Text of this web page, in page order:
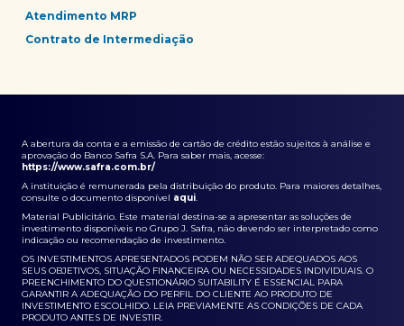
Atendimento MRP
Contrato de Intermediação
A abertura da conta e a emissão de cartão de crédito estão sujeitos à análise e
aprovação do Banco Safra S.A. Para saber mais, acesse:
https://www.safra.com.br/
A instituição é remunerada pela distribuição do produto. Para maiores detalhes,
consulte o documento disponível aqui.
Material Publicitário. Este material destina-se a apresentar as soluções de
investimento disponíveis no Grupo J. Safra, não devendo ser interpretado como
indicação ou recomendação de investimento.
OS INVESTIMENTOS APRESENTADOS PODEM NÃO SER ADEQUADOS AOS
SEUS OBJETIVOS, SITUAÇÃO FINANCEIRA OU NECESSIDADES INDIVIDUAIS. O
PREENCHIMENTO DO QUESTIONÁRIO SUITABILITY É ESSENCIAL PARA
GARANTIR A ADEQUAÇÃO DO PERFIL DO CLIENTE AO PRODUTO DE
INVESTIMENTO ESCOLHIDO. LEIA PREVIAMENTE AS CONDIÇÕES DE CADA
PRODUTO ANTES DE INVESTIR.